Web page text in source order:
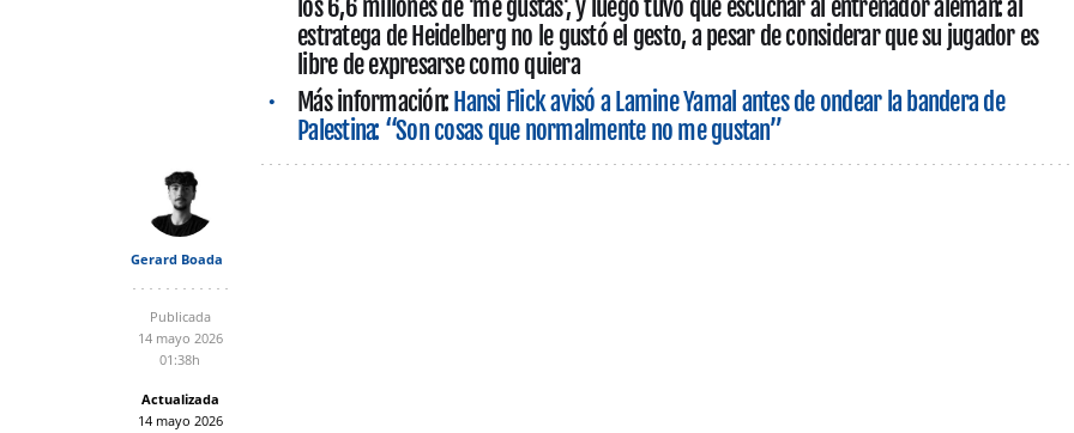
los 6,6 millones de 'me gustas', y luego tuvo que escuchar al entrenador alemán: al
estratega de Heidelberg no le gustó el gesto, a pesar de considerar que su jugador es
libre de expresarse como quiera
Más información:Hansi Flick avisó a Lamine Yamal antes de ondear la bandera de
Palestina: “Son cosas que normalmente no me gustan”
Gerard Boada
Publicada
14 mayo 2026
01:38h
Actualizada
14 mayo 2026